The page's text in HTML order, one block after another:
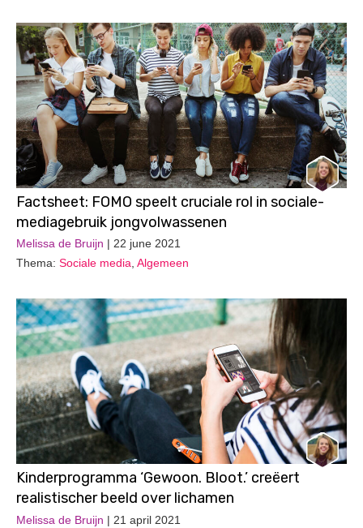
Factsheet: FOMO speelt cruciale rol in sociale-
mediagebruik jongvolwassenen
Melissa de Bruijn | 22 june 2021
Thema: Sociale media Algemeen
Kinderprogramma ‘Gewoon. Bloot.’ creëert
realistischer beeld over lichamen
Melissa de Bruijn | 21 april 2021